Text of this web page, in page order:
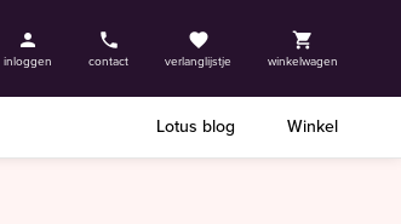
inloggen contact verlanglijstje winkelwagen
Lotus blog Winkel